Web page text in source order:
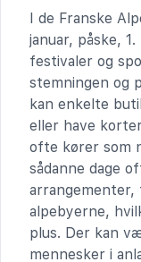
I de Franske
januar, påske,
festivaler og
stemningen og
kan enkelte
eller have
ofte kører som
sådanne dage
alpebyerne,
plus. Der kan
mennesker i